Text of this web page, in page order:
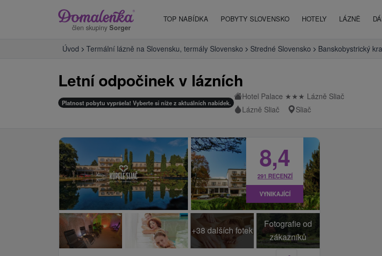
člen skupiny Sorger
TOP NABÍDKA POBYTY SLOVENSKO HOTELY LÁZNĚ
Úvod Termální lázně na Slovensku, termály Slovensko Stredné Slovensko Banskobystrický
Letní odpočinek v lázních
Platnost pobytu vypršela! Vyberte si níže z aktuálních nabídek.
Hotel Palace ★ ★ ★ Lázně Sliač
Lázně Sliač
Sliač
+38 dalších fotek
Fotografie od
zákazníků
8,4
291 RECENZÍ
VYNIKAJÍCÍ